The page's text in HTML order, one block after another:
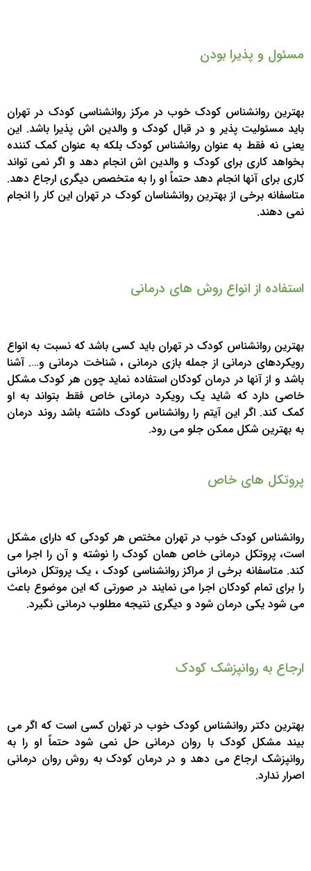
مسئول و پذیرا بودن
بهترین روانشناس کودک خوب در مرکز روانشناسی کودک در تهران
باید مسئولیت پذیر و در قبال کودک و والدین اش پذیرا باشد. این
یعنی نه فقط به عنوان روانشناس کودک بلکه به عنوان کمک کننده
بخواهد کاری برای کودک و والدین اش انجام دهد و اگر نمی تواند
کاری برای آنها انجام دهد حتماً او را به متخصص دیگری ارجاع دهد.
متاسفانه برخی از بهترین روانشناسان کودک در تهران این کار را انجام
نمی دهند.
استفاده از انواع روش های درمانی
بهترین روانشناس کودک در تهران باید کسی باشد که نسبت به انواع
رویکردهای درمانی از جمله بازی درمانی ، شناخت درمانی و…. آشنا
باشد و از آنها در درمان کودکان استفاده نماید چون هر کودک مشکل
خاصی دارد که شاید یک رویکرد درمانی خاص فقط بتواند به او
کمک کند. اگر این آیتم را روانشناس کودک داشته باشد روند درمان
به بهترین شکل ممکن جلو می رود.
پروتکل های خاص
روانشناس کودک خوب در تهران مختص هر کودکی که دارای مشکل
است، پروتکل درمانی خاص همان کودک را نوشته و آن را اجرا می
کند. متاسفانه برخی از مراکز روانشناسی کودک ، یک پروتکل درمانی
را برای تمام کودکان اجرا می نمایند در صورتی که این موضوع باعث
می شود یکی درمان شود و دیگری نتیجه مطلوب درمانی نگیرد.
ارجاع به روانپزشک کودک
بهترین دکتر روانشناس کودک خوب در تهران کسی است که اگر می
بیند مشکل کودک با روان درمانی حل نمی شود حتماً او را به
روانپزشک ارجاع می دهد و در درمان کودک به روش روان درمانی
اصرار ندارد.